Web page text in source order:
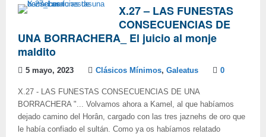
X.27 – LAS FUNESTAS
CONSECUENCIAS DE
UNA BORRACHERA_ El juicio al monje
maldito
5 mayo, 2023 Clásicos Mínimos, Galeatus 0
X.27 - LAS FUNESTAS CONSECUENCIAS DE UNA
BORRACHERA "... Volvamos ahora a Kamel, al que habíamos
dejado camino del Horân, cargado con las tres jaznehs de oro que
le había confiado el sultán. Como ya os habíamos relatado